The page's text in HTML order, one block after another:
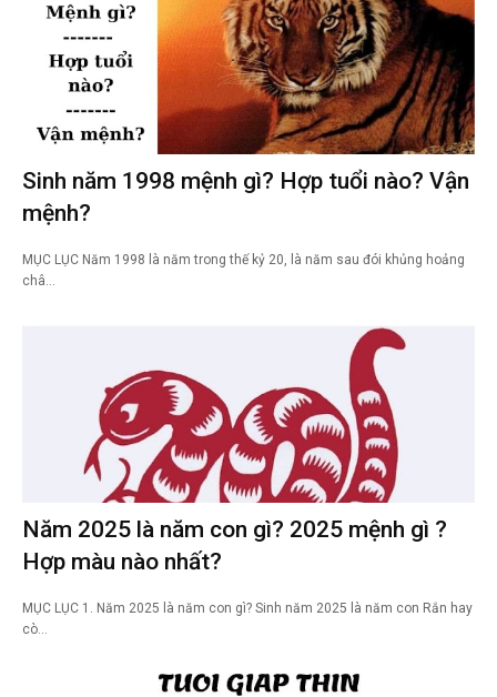
Sinh năm 1998 mệnh gì? Hợp tuổi nào? Vận
mệnh?
MỤC LỤC Năm 1998 là năm trong thế kỷ 20, là năm sau đói khủng hoảng
châ…
Năm 2025 là năm con gì? 2025 mệnh gì ?
Hợp màu nào nhất?
MỤC LỤC 1. Năm 2025 là năm con gì? Sinh năm 2025 là năm con Rắn hay
cò…